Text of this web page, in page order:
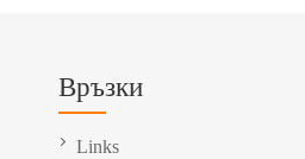
Връзки
Links